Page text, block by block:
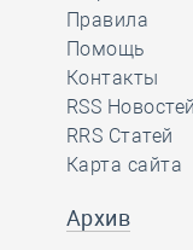
Правила
Помощь
Контакты
RSS Новостей
RRS Статей
Карта сайта
Архив